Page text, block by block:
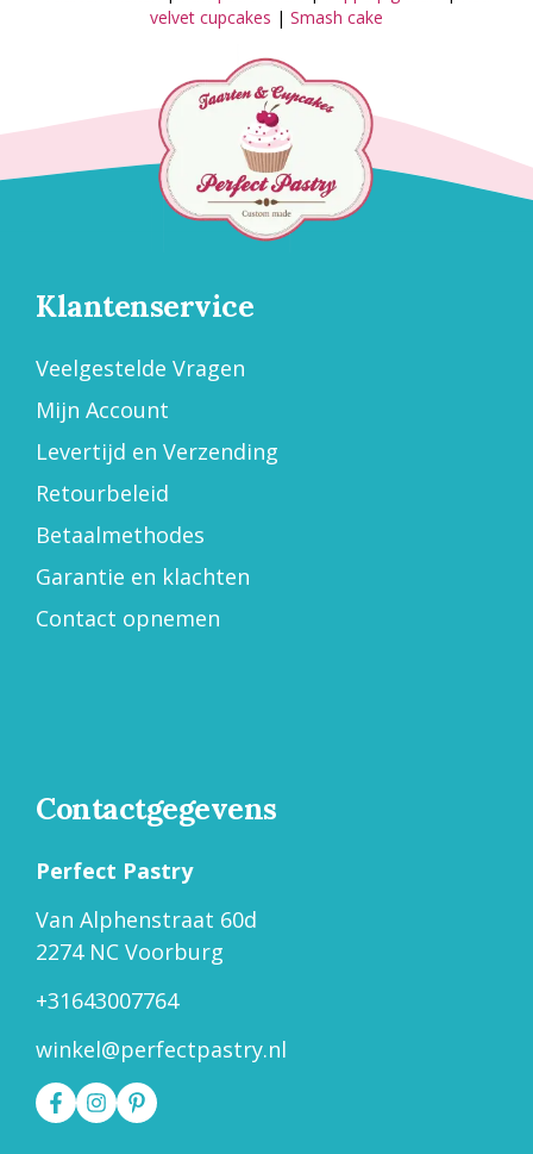
velvet cupcakes | Smash cake
Klantenservice
Veelgestelde Vragen
Mijn Account
Levertijd en Verzending
Retourbeleid
Betaalmethodes
Garantie en klachten
Contact opnemen
Contactgegevens
Perfect Pastry
Van Alphenstraat 60d
2274 NC Voorburg
+31643007764
winkel@perfectpastry.nl